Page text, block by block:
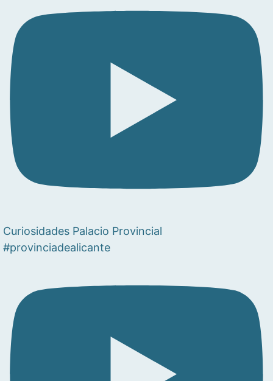
Curiosidades Palacio Provincial
#provinciadealicante